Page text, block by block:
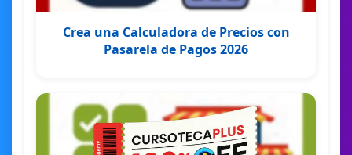
Crea una Calculadora de Precios con
Pasarela de Pagos 2026